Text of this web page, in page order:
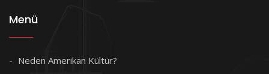
Menü
Neden Amerikan Kültür?